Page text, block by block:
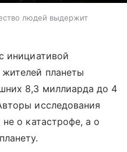
людей выдержит
инициативой
жителей планеты
8,3 миллиарда до 4
исследования
о катастрофе, а о